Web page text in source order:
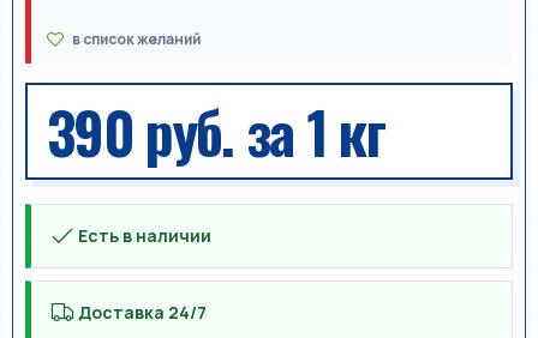
390 руб.за 1 кг
Есть в наличии
Доставка 24/7